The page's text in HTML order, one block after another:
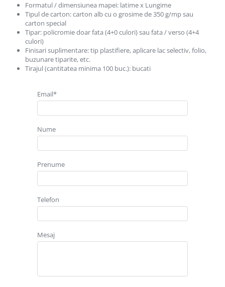
Formatul / dimensiunea mapei: latime x Lungime
Tipul de carton: carton alb cu o grosime de 350 g/mp sau
carton special
Tipar: policromie doar fata (4+0 culori) sau fata / verso (4+4
culori)
Finisari suplimentare: tip plastifiere, aplicare lac selectiv, folio,
buzunare tiparite, etc.
Tirajul (cantitatea minima 100 buc.): bucati
Email*
Nume
Prenume
Telefon
Mesaj